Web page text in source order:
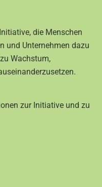
die Menschen
und Unternehmen dazu
Wachstum,
zur Initiative und zu